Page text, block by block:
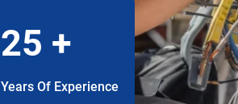
25 +
Years Of Experience